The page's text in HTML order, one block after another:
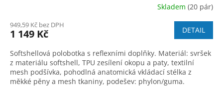
Skladem (20 pár)
949,59 Kč bez DPH
1 149 Kč DETAIL
Softshellová polobotka s reflexními doplňky. Materiál: svršek
z materiálu softshell, TPU zesílení okopu a paty, textilní
mesh podšívka, pohodlná anatomická vkládací stélka z
měkké pěny a mesh tkaniny, podešev: phylon/guma.